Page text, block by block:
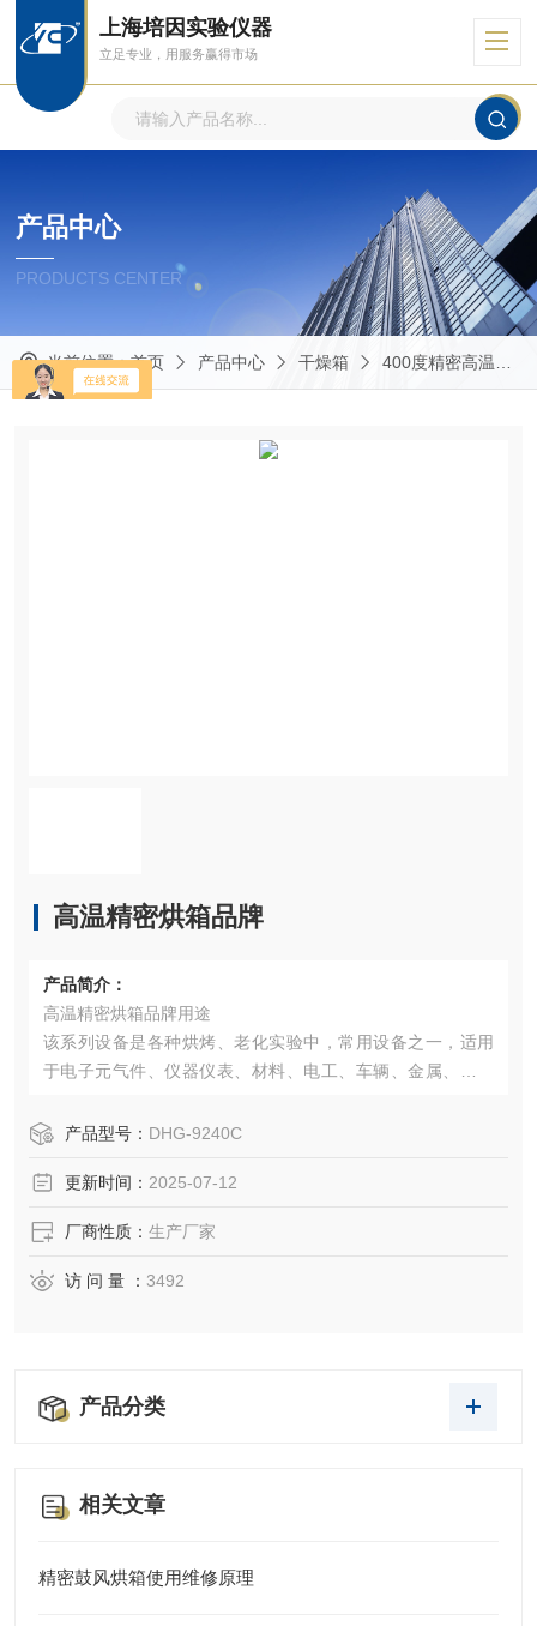
上海培因实验仪器
立足专业，用服务赢得市场
产品中心
PRODUCTS CENTER
当前位置：首页 产品中心 干燥箱 400度精密高温烘箱
高温精密烘箱品牌
产品简介：
高温精密烘箱品牌用途
该系列设备是各种烘烤、老化实验中，常用设备之一，适用
于电子元气件、仪器仪表、材料、电工、车辆、金属、电子
及质量管理之用.
产品型号： DHG-9240C
更新时间： 2025-07-12
厂商性质： 生产厂家
访 问 量 ： 3492
产品分类
相关文章
精密鼓风烘箱使用维修原理